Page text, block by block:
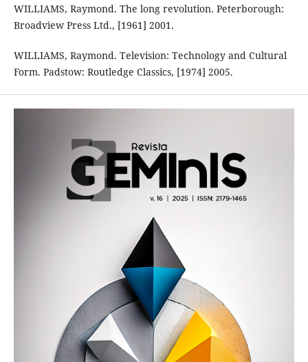
WILLIAMS, Raymond. The long revolution. Peterborough:
Broadview Press Ltd., [1961] 2001.
WILLIAMS, Raymond. Television: Technology and Cultural
Form. Padstow: Routledge Classics, [1974] 2005.